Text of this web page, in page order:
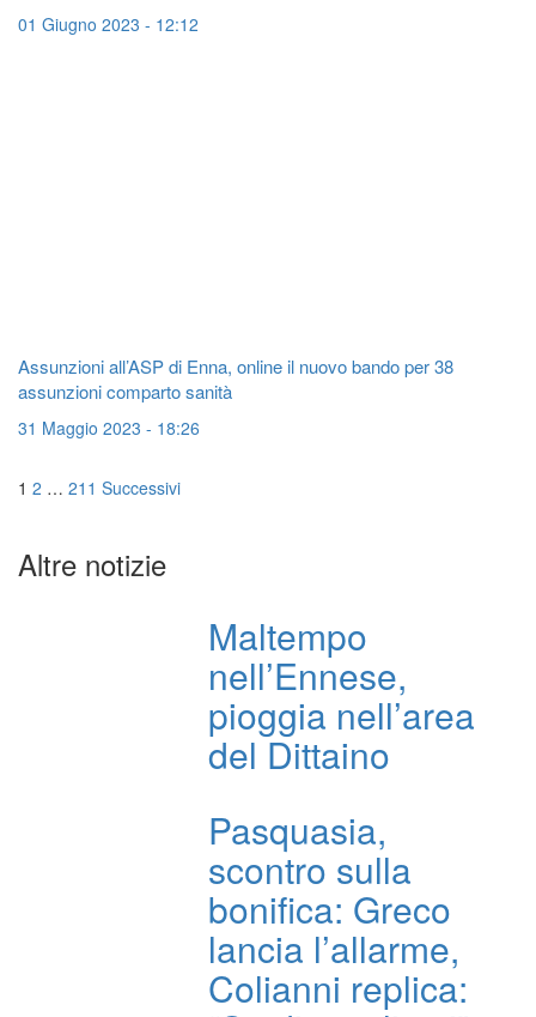
01 Giugno 2023 - 12:12
Assunzioni all’ASP di Enna, online il nuovo bando per 38
assunzioni comparto sanità
31 Maggio 2023 - 18:26
Navigazione
1 2 … 211 Successivi
Altre notizie
Maltempo
nell’Ennese,
pioggia nell’area
del Dittaino
Pasquasia,
scontro sulla
bonifica: Greco
lancia l’allarme,
Colianni replica: